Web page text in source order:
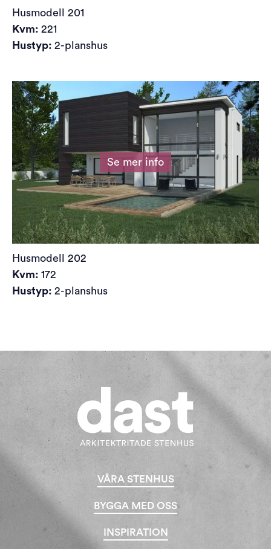
Husmodell 201
Kvm: 221
Hustyp: 2-planshus
Se mer info
Husmodell 202
Kvm: 172
Hustyp: 2-planshus
VÅRA STENHUS
BYGGA MED OSS
INSPIRATION